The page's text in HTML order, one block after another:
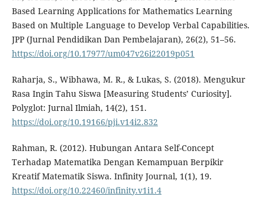
Based Learning Applications for Mathematics Learning
Based on Multiple Language to Develop Verbal Capabilities.
JPP (Jurnal Pendidikan Dan Pembelajaran), 26(2), 51–56.
https://doi.org/10.17977/um047v26i22019p051
Raharja, S., Wibhawa, M. R., & Lukas, S. (2018). Mengukur
Rasa Ingin Tahu Siswa [Measuring Students’ Curiosity].
Polyglot: Jurnal Ilmiah, 14(2), 151.
https://doi.org/10.19166/pji.v14i2.832
Rahman, R. (2012). Hubungan Antara Self-Concept
Terhadap Matematika Dengan Kemampuan Berpikir
Kreatif Matematik Siswa. Infinity Journal, 1(1), 19.
https://doi.org/10.22460/infinity.v1i1.4